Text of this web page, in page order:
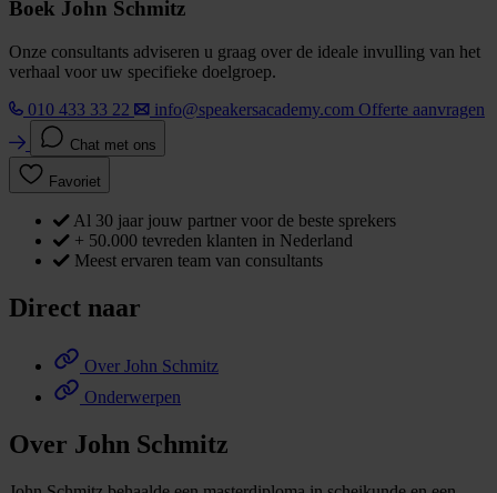
Boek John Schmitz
Onze consultants adviseren u graag over de ideale invulling van het
verhaal voor uw specifieke doelgroep.
010 433 33 22
info@speakersacademy.com Offerte aanvragen
Chat met ons
Favoriet
Al 30 jaar jouw partner voor de beste sprekers
+ 50.000 tevreden klanten in Nederland
Meest ervaren team van consultants
Direct naar
Over John Schmitz
Onderwerpen
Over John Schmitz